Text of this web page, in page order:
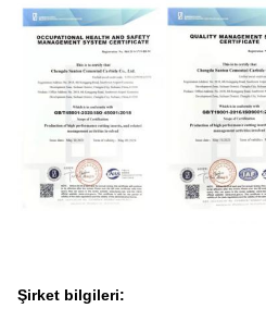
Şirket bilgileri: